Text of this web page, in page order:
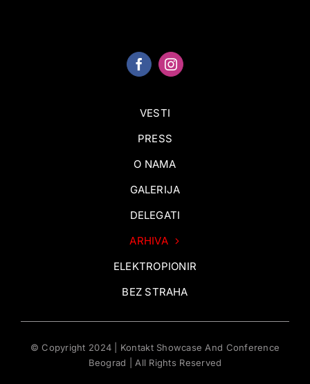
VESTI
PRESS
O NAMA
GALERIJA
DELEGATI
ARHIVA
ELEKTROPIONIR
BEZ STRAHA
© Copyright 2024 | Kontakt Showcase And Conference
Beograd | All Rights Reserved